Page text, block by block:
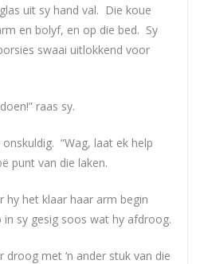
uit sy hand val. Die koue
en bolyf, en op die bed. Sy
swaai uitlokkend voor
raas sy.
onskuldig. “Wag, laat ek help
punt van die laken.
hy het klaar haar arm begin
sy gesig soos wat hy afdroog.
droog met ‘n ander stuk van die